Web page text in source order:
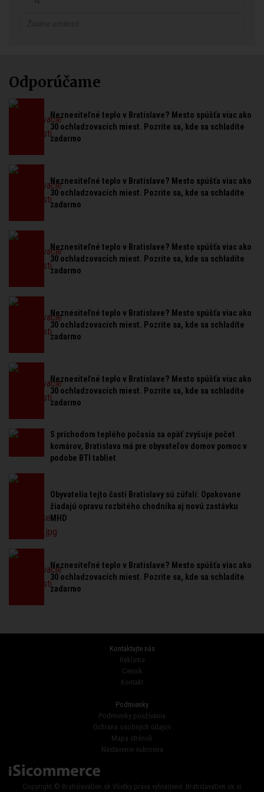
Odporúčame
Neznesiteľné teplo v Bratislave? Mesto spúšťa viac ako
30 ochladzovacích miest. Pozrite sa, kde sa schladíte
zadarmo
Neznesiteľné teplo v Bratislave? Mesto spúšťa viac ako
30 ochladzovacích miest. Pozrite sa, kde sa schladíte
zadarmo
Neznesiteľné teplo v Bratislave? Mesto spúšťa viac ako
30 ochladzovacích miest. Pozrite sa, kde sa schladíte
zadarmo
Neznesiteľné teplo v Bratislave? Mesto spúšťa viac ako
30 ochladzovacích miest. Pozrite sa, kde sa schladíte
zadarmo
Neznesiteľné teplo v Bratislave? Mesto spúšťa viac ako
30 ochladzovacích miest. Pozrite sa, kde sa schladíte
zadarmo
S príchodom teplého počasia sa opäť zvyšuje počet
komárov, Bratislava má pre obyvateľov domov pomoc v
podobe BTI tabliet
Obyvatelia tejto časti Bratislavy sú zúfalí: Opakovane
žiadajú opravu rozbitého chodníka aj novú zastávku
MHD
Neznesiteľné teplo v Bratislave? Mesto spúšťa viac ako
30 ochladzovacích miest. Pozrite sa, kde sa schladíte
zadarmo
Kontaktujte nás
Reklama
Cenník
Kontakt
Podmienky
Podmienky používania
Ochrana osobných údajov
Mapa stránok
Nastavenie sukromia
Copyright © BratislavaDen.sk Všetky práva vyhradené. BratislavaDen.sk si